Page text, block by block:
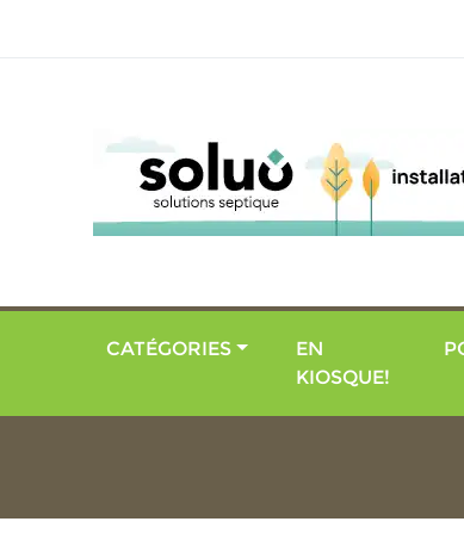
CATÉGORIES
EN
KIOSQUE!